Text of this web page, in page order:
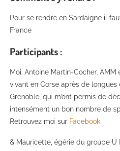
Pour se rendre en Sardaigne il
France
Participants :
Moi, Antoine Martin-Cocher,
vivant en Corse après de
Grenoble, qui m’ont permis de
intensément un bon nombre de
Retrouvez moi sur Facebook.
& Mauricette, égérie du groupe U